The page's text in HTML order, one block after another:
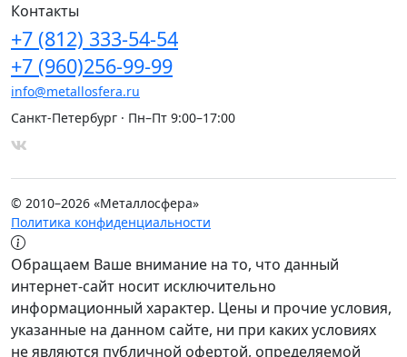
Контакты
+7 (812) 333-54-54
+7 (960)256-99-99
info@metallosfera.ru
Санкт-Петербург · Пн–Пт 9:00–17:00
© 2010–2026 «Металлосфера»
Политика конфиденциальности
Обращаем Ваше внимание на то, что данный
интернет-сайт носит исключительно
информационный характер. Цены и прочие условия,
указанные на данном сайте, ни при каких условиях
не являются публичной офертой, определяемой